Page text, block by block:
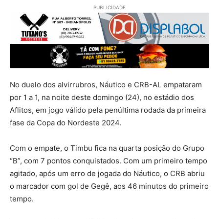
PUBLICIDADE
No duelo dos alvirrubros, Náutico e CRB-AL empataram
por 1 a 1, na noite deste domingo (24), no estádio dos
Aflitos, em jogo válido pela penúltima rodada da primeira
fase da Copa do Nordeste 2024.
Com o empate, o Timbu fica na quarta posição do Grupo
“B”, com 7 pontos conquistados. Com um primeiro tempo
agitado, após um erro de jogada do Náutico, o CRB abriu
o marcador com gol de Gegê, aos 46 minutos do primeiro
tempo.